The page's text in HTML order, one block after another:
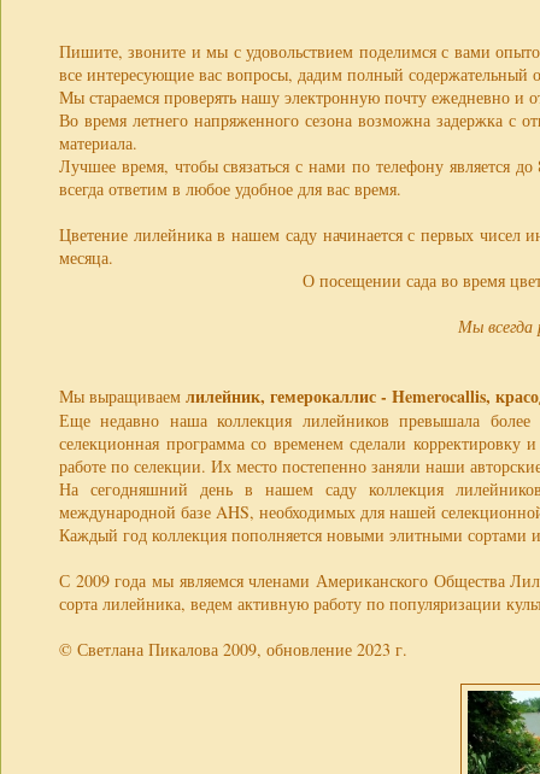
Пишите, звоните и мы с удовольствием поделимся с вами
все интересующие вас вопросы, дадим полный содержательный
Мы стараемся проверять нашу электронную почту ежедневно и
Во время летнего напряженного сезона возможна задержка с
материала.
Лучшее время, чтобы связаться с нами по телефону является
всегда ответим в любое удобное для вас время.
Цветение лилейника в нашем саду начинается с первых
месяца.
О посещении сада во время
Мы всегда
Мы выращиваем лилейник, гемерокаллис - Hemerocallis,
Еще недавно наша коллекция лилейников превышала более
селекционная программа со временем сделали
работе по селекции. Их место постепенно заняли наши
На сегодняшний день в нашем саду коллекция
международной базе AHS, необходимых для нашей
Каждый год коллекция пополняется новыми элитными сортами
С 2009 года мы являемся членами Американского Общества
сорта лилейника, ведем активную работу по популяризации
© Светлана Пикалова 2009, обновление 2023 г.